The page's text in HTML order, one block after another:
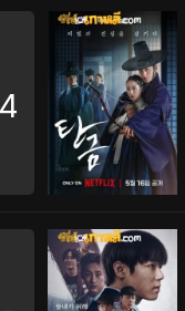
4